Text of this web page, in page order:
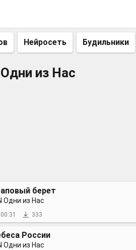
Нейросеть Будильники
из Нас
берет
Одни из Нас
00:31 333
России
Одни из Нас